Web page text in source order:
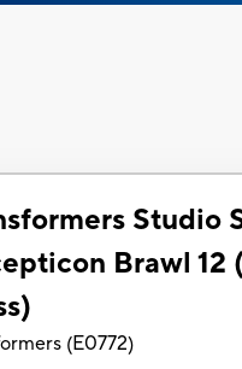
Studio
Brawl 12
(E0772)